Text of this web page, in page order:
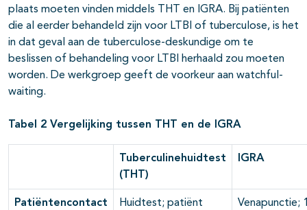
plaats moeten vinden middels THT en IGRA. Bij patiënten
die al eerder behandeld zijn voor LTBI of tuberculose, is het
in dat geval aan de tuberculose-deskundige om te
beslissen of behandeling voor LTBI herhaald zou moeten
worden. De werkgroep geeft de voorkeur aan watchful-
waiting.
Tabel 2 Vergelijking tussen THT en de IGRA
Tuberculinehuidtest
(THT)
IGRA
Patiëntencontact
Huidtest; patiënt
Venapunctie;